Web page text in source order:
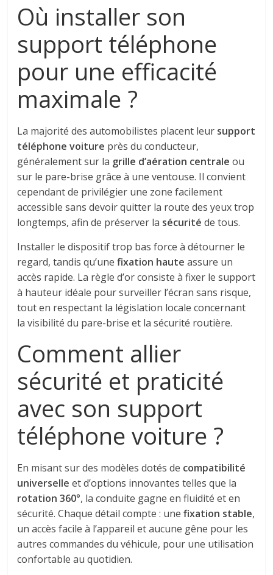
Où installer son
support téléphone
pour une efficacité
maximale ?
La majorité des automobilistes placent leur support
téléphone voiture près du conducteur,
généralement sur la grille d’aération centrale ou
sur le pare-brise grâce à une ventouse. Il convient
cependant de privilégier une zone facilement
accessible sans devoir quitter la route des yeux trop
longtemps, afin de préserver la sécurité de tous.
Installer le dispositif trop bas force à détourner le
regard, tandis qu’unefixation haute assure un
accès rapide. La règle d’or consiste à fixer le support
à hauteur idéale pour surveiller l’écran sans risque,
tout en respectant la législation locale concernant
la visibilité du pare-brise et la sécurité routière.
Comment allier
sécurité et praticité
avec son support
téléphone voiture ?
En misant sur des modèles dotés de compatibilité
universelle et d’options innovantes telles que la
rotation 360°, la conduite gagne en fluidité et en
sécurité. Chaque détail compte : unefixation stable,
un accès facile à l’appareil et aucune gêne pour les
autres commandes du véhicule, pour une utilisation
confortable au quotidien.